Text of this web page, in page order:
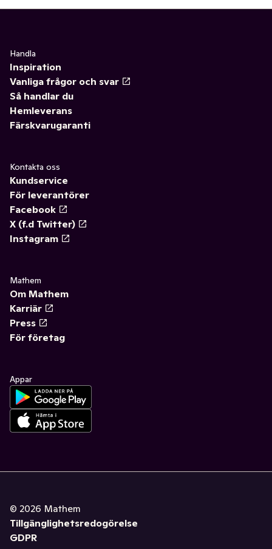
Handla
Inspiration
Vanliga frågor och svar
Så handlar du
Hemleverans
Färskvarugaranti
Kontakta oss
Kundservice
För leverantörer
Facebook
X (f.d Twitter)
Instagram
Mathem
Om Mathem
Karriär
Press
För företag
Appar
© 2026 Mathem
Tillgänglighetsredogörelse
GDPR